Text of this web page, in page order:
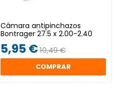
Cámara antipinchazos
Bontrager 27.5 x 2.00-2.40
5,95 €10,49 €
COMPRAR